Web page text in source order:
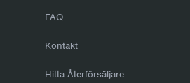
FAQ
Kontakt
Hitta Återförsäljare